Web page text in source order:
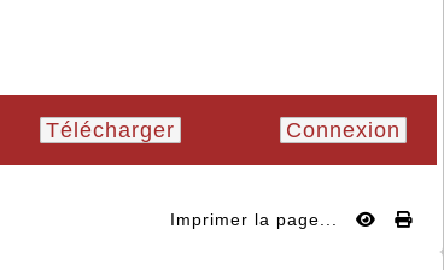
Télécharger Connexion
Imprimer la page...